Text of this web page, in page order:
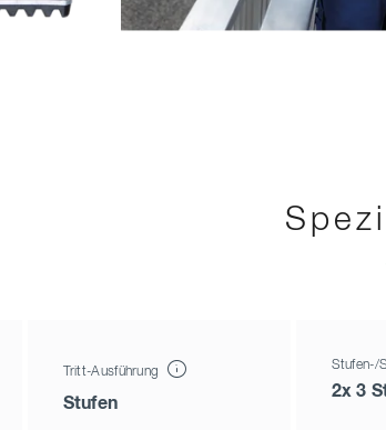
Tritt-Ausführung
Stufen
Stufen-/
2x 3